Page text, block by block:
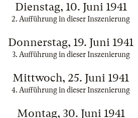
Dienstag, 10. Juni 1941
2. Aufführung in dieser Inszenierung
Donnerstag, 19. Juni 1941
3. Aufführung in dieser Inszenierung
Mittwoch, 25. Juni 1941
4. Aufführung in dieser Inszenierung
Montag, 30. Juni 1941